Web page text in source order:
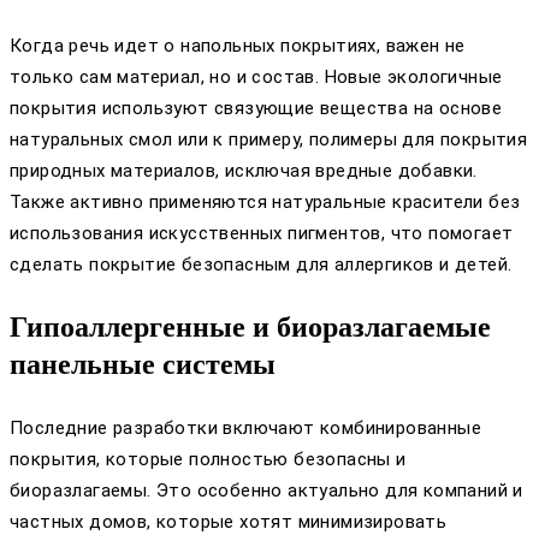
Когда речь идет о напольных покрытиях, важен не
только сам материал, но и состав. Новые экологичные
покрытия используют связующие вещества на основе
натуральных смол или к примеру, полимеры для покрытия
природных материалов, исключая вредные добавки.
Также активно применяются натуральные красители без
использования искусственных пигментов, что помогает
сделать покрытие безопасным для аллергиков и детей.
Гипоаллергенные и биоразлагаемые
панельные системы
Последние разработки включают комбинированные
покрытия, которые полностью безопасны и
биоразлагаемы. Это особенно актуально для компаний и
частных домов, которые хотят минимизировать